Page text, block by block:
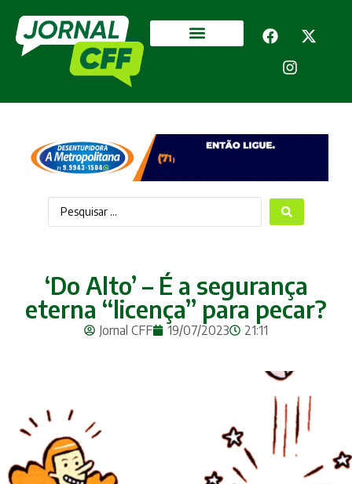
‘Do Alto’ – É a segurança
eterna “licença” para pecar?
Jornal CFF 19/07/2023 21:11